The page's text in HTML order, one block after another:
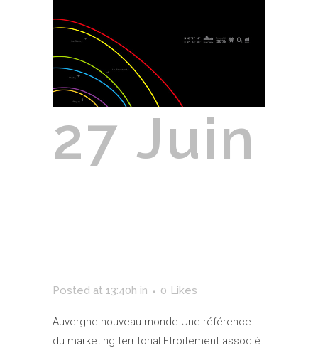
27 Juin
Posted at 13:40h in 0 Likes
Auvergne nouveau monde Une référence
du marketing territorial Etroitement associé